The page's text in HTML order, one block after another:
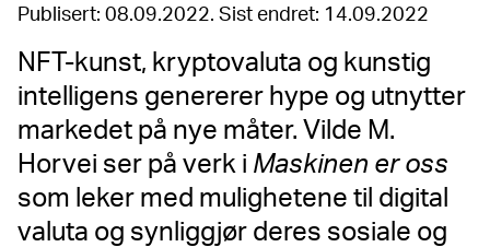
Publisert: 08.09.2022. Sist endret: 14.09.2022
NFT-kunst, kryptovaluta og kunstig
intelligens genererer hype og utnytter
markedet på nye måter. Vilde M.
Horvei ser på verk i Maskinen er oss
som leker med mulighetene til digital
valuta og synliggjør deres sosiale og